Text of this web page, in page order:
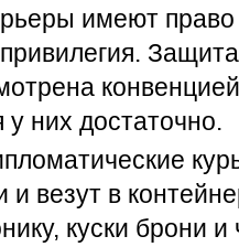
имеют
них достаточно.
и везут в
куски брони и